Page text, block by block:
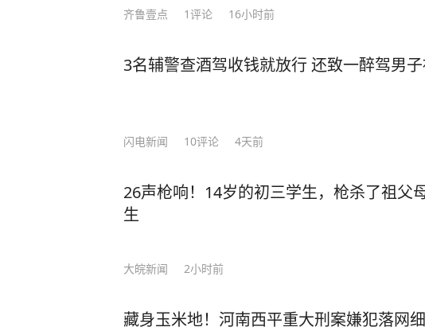
齐鲁壹点 1评论 16小时前
3名辅警查酒驾收钱就放行 还致一醉驾男
闪电新闻 10评论 4天前
26声枪响！14岁的初三学生，枪杀了祖父
生
大皖新闻 2小时前
藏身玉米地！河南西平重大刑案嫌犯落网